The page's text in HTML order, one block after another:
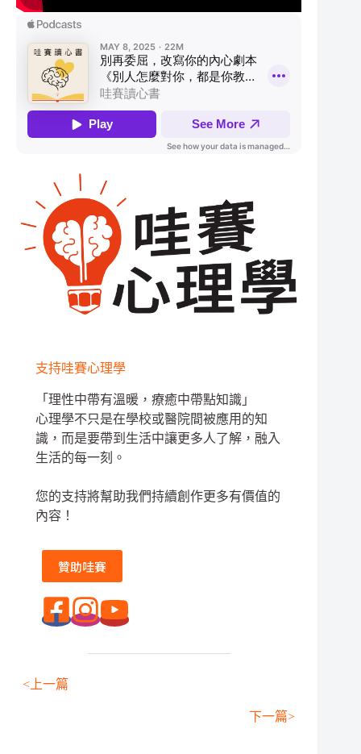
支持哇賽心理學
「理性中帶有溫暖，療癒中帶點知識」
心理學不只是在學校或醫院間被應用的知
識，而是要帶到生活中讓更多人了解，融入
生活的每一刻。
您的支持將幫助我們持續創作更多有價值的
內容！
贊助哇賽
<上一篇
下一篇>